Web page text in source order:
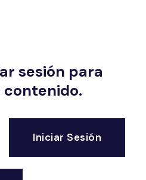
sesión para
contenido.
Iniciar Sesión